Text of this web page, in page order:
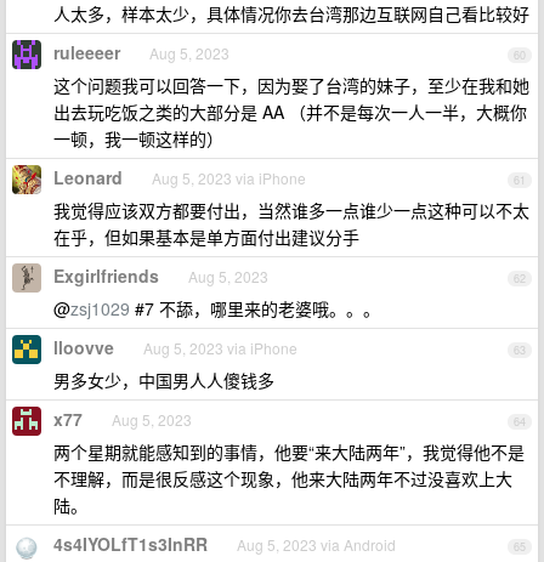
人太多，样本太少，具体情况你去台湾那边互联网自己看比较好
60
ruleeeer Aug 5, 2023
这个问题我可以回答一下，因为娶了台湾的妹子，至少在我和她
出去玩吃饭之类的大部分是 AA （并不是每次一人一半，大概你
一顿，我一顿这样的）
61
Leonard Aug 5, 2023 via iPhone
我觉得应该双方都要付出，当然谁多一点谁少一点这种可以不太
在乎，但如果基本是单方面付出建议分手
62
Exgirlfriends Aug 5, 2023
@zsj1029 #7 不舔，哪里来的老婆哦。。。
63
lloovve Aug 5, 2023 via iPhone
男多女少，中国男人人傻钱多
64
x77 Aug 5, 2023
两个星期就能感知到的事情，他要“来大陆两年”，我觉得他不是
不理解，而是很反感这个现象，他来大陆两年不过没喜欢上大
陆。
65
4s4IYOLfT1s3InRR Aug 5, 2023 via Android